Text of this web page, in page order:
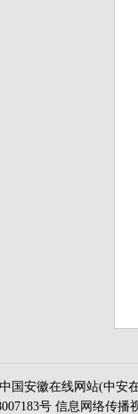
中国安徽在线网站(中安
号 信息网络传播